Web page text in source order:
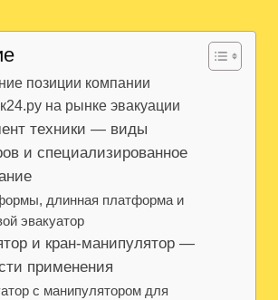
позиции компании
на рынке эвакуации
техники — виды
и специализированное
длинная платформа и
эвакуатор
и кран-манипулятор —
применения
с манипулятором для